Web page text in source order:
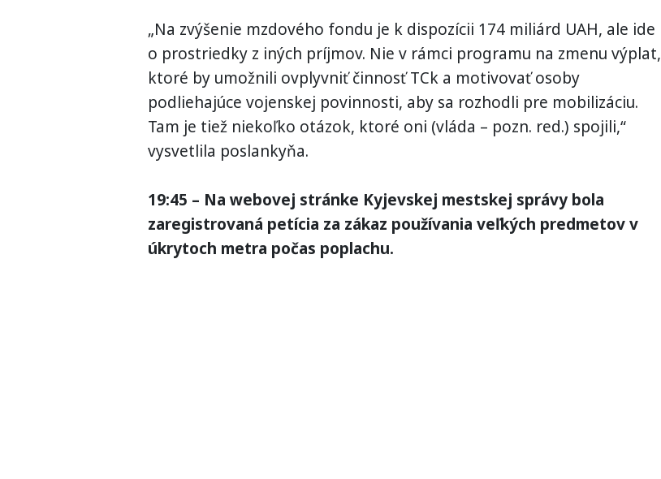
„Na zvýšenie mzdového fondu je k dispozícii 174 miliárd UAH, ale ide
o prostriedky z iných príjmov. Nie v rámci programu na zmenu výplat,
ktoré by umožnili ovplyvniť činnosť TCk a motivovať osoby
podliehajúce vojenskej povinnosti, aby sa rozhodli pre mobilizáciu.
Tam je tiež niekoľko otázok, ktoré oni (vláda – pozn. red.) spojili,“
vysvetlila poslankyňa.
19:45 – Na webovej stránke Kyjevskej mestskej správy bola
zaregistrovaná petícia za zákaz používania veľkých predmetov v
úkrytoch metra počas poplachu.